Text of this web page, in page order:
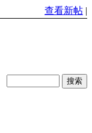
查看新帖 |